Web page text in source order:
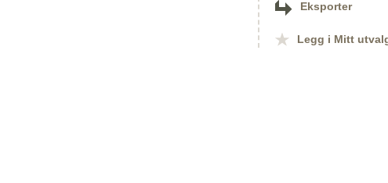
Eksporter
Legg i Mitt